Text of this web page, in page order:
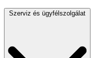
Szerviz és ügyfélszolgálat